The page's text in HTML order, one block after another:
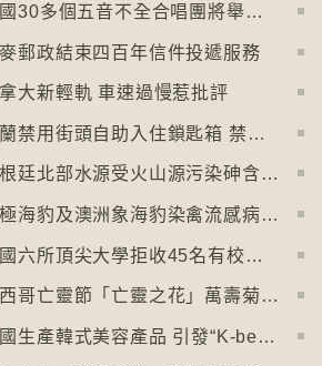
【十萬八千里】英國30多個五音不全合唱團將舉行十周年誌慶
郵政結束四百年信件投遞服務
大新輕軌 車速過慢惹批評
【十萬八千里】米蘭禁用街頭自助入住鎖匙箱 禁自助入住民宿
【十萬八千里】阿根廷北部水源受火山源污染砷含量超標
【十萬八千里】南極海豹及澳洲象海豹染禽流感病毒恐擴散
【十萬八千里】韓國六所頂尖大學拒收45名有校園暴力紀錄者入學
【十萬八千里】墨西哥亡靈節「亡靈之花」萬壽菊失收
【十萬八千里】各國生產韓式美容產品 引發“K-beauty”定義討論